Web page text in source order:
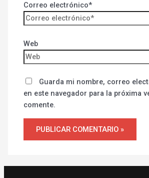
Correo electrónico*
Web
Guarda mi nombre, correo
en este navegador para la próxima
comente.